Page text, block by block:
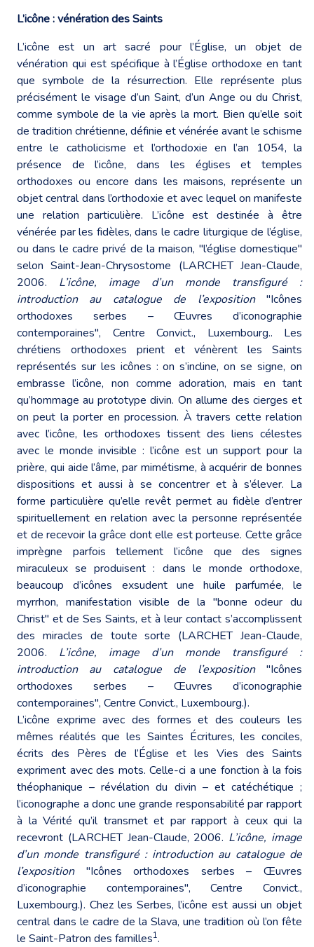
L’icône : vénération des Saints
L’icône est un art sacré pour l’Église, un objet de
vénération qui est spécifique à l’Église orthodoxe en tant
que symbole de la résurrection. Elle représente plus
précisément le visage d’un Saint, d’un Ange ou du Christ,
comme symbole de la vie après la mort. Bien qu’elle soit
de tradition chrétienne, définie et vénérée avant le schisme
entre le catholicisme et l’orthodoxie en l’an 1054, la
présence de l’icône, dans les églises et temples
orthodoxes ou encore dans les maisons, représente un
objet central dans l’orthodoxie et avec lequel on manifeste
une relation particulière. L’icône est destinée à être
vénérée par les fidèles, dans le cadre liturgique de l’église,
ou dans le cadre privé de la maison, "l’église domestique"
selon Saint-Jean-Chrysostome (LARCHET Jean-Claude,
2006. L’icône, image d’un monde transfiguré :
introduction au catalogue de l’exposition"Icônes
orthodoxes serbes – Œuvres d’iconographie
contemporaines", Centre Convict., Luxembourg.. Les
chrétiens orthodoxes prient et vénèrent les Saints
représentés sur les icônes : on s’incline, on se signe, on
embrasse l’icône, non comme adoration, mais en tant
qu’hommage au prototype divin. On allume des cierges et
on peut la porter en procession. À travers cette relation
avec l’icône, les orthodoxes tissent des liens célestes
avec le monde invisible : l’icône est un support pour la
prière, qui aide l’âme, par mimétisme, à acquérir de bonnes
dispositions et aussi à se concentrer et à s’élever. La
forme particulière qu’elle revêt permet au fidèle d’entrer
spirituellement en relation avec la personne représentée
et de recevoir la grâce dont elle est porteuse. Cette grâce
imprègne parfois tellement l’icône que des signes
miraculeux se produisent : dans le monde orthodoxe,
beaucoup d’icônes exsudent une huile parfumée, le
myrrhon, manifestation visible de la "bonne odeur du
Christ" et de Ses Saints, et à leur contact s’accomplissent
des miracles de toute sorte (LARCHET Jean-Claude,
2006. L’icône, image d’un monde transfiguré :
introduction au catalogue de l’exposition"Icônes
orthodoxes serbes – Œuvres d’iconographie
contemporaines", Centre Convict., Luxembourg.).
L’icône exprime avec des formes et des couleurs les
mêmes réalités que les Saintes Écritures, les conciles,
écrits des Pères de l’Église et les Vies des Saints
expriment avec des mots. Celle-ci a une fonction à la fois
théophanique – révélation du divin – et catéchétique ;
l’iconographe a donc une grande responsabilité par rapport
à la Vérité qu’il transmet et par rapport à ceux qui la
recevront (LARCHET Jean-Claude, 2006. L’icône, image
d’un monde transfiguré : introduction au catalogue de
l’exposition"Icônes orthodoxes serbes – Œuvres
d’iconographie contemporaines", Centre Convict.,
Luxembourg.). Chez les Serbes, l’icône est aussi un objet
central dans le cadre de la Slava, une tradition où l’on fête
le Saint-Patron des familles1.